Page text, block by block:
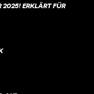
2025! ERKLÄRT FÜR